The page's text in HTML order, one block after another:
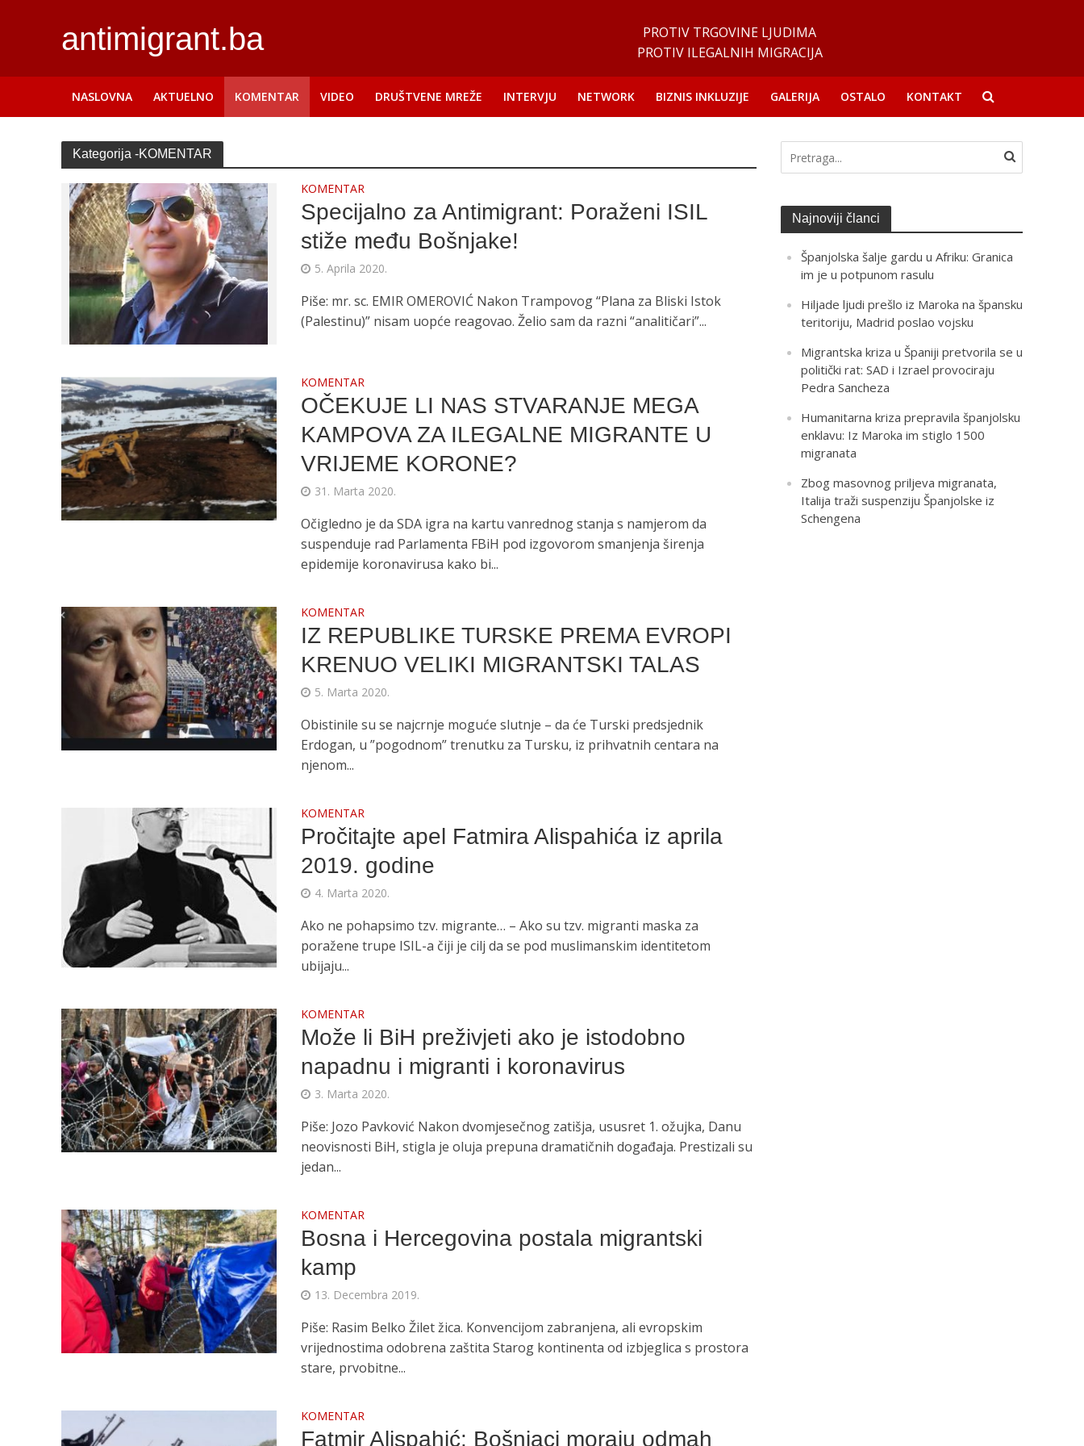
antimigrant.ba
PROTIV TRGOVINE LJUDIMA
PROTIV ILEGALNIH MIGRACIJA
NASLOVNA AKTUELNO KOMENTAR VIDEO DRUŠTVENE MREŽE INTERVJU NETWORK BIZNIS INKLUZIJE GALERIJA OSTALO KONTAKT
Kategorija -KOMENTAR
KOMENTAR
Specijalno za Antimigrant: Poraženi ISIL
stiže među Bošnjake!
5. Aprila 2020.
Piše: mr. sc. EMIR OMEROVIĆ Nakon Trampovog “Plana za Bliski Istok
(Palestinu)” nisam uopće reagovao. Želio sam da razni “analitičari”...
KOMENTAR
OČEKUJE LI NAS STVARANJE MEGA
KAMPOVA ZA ILEGALNE MIGRANTE U
VRIJEME KORONE?
31. Marta 2020.
Očigledno je da SDA igra na kartu vanrednog stanja s namjerom da
suspenduje rad Parlamenta FBiH pod izgovorom smanjenja širenja
epidemije koronavirusa kako bi...
KOMENTAR
IZ REPUBLIKE TURSKE PREMA EVROPI
KRENUO VELIKI MIGRANTSKI TALAS
5. Marta 2020.
Obistinile su se najcrnje moguće slutnje – da će Turski predsjednik
Erdogan, u ”pogodnom” trenutku za Tursku, iz prihvatnih centara na
njenom...
KOMENTAR
Pročitajte apel Fatmira Alispahića iz aprila
2019. godine
4. Marta 2020.
Ako ne pohapsimo tzv. migrante… – Ako su tzv. migranti maska za
poražene trupe ISIL-a čiji je cilj da se pod muslimanskim identitetom
ubijaju...
KOMENTAR
Može li BiH preživjeti ako je istodobno
napadnu i migranti i koronavirus
3. Marta 2020.
Piše: Jozo Pavković Nakon dvomjesečnog zatišja, ususret 1. ožujka, Danu
neovisnosti BiH, stigla je oluja prepuna dramatičnih događaja. Prestizali su
jedan...
KOMENTAR
Bosna i Hercegovina postala migrantski
kamp
13. Decembra 2019.
Piše: Rasim Belko Žilet žica. Konvencijom zabranjena, ali evropskim
vrijednostima odobrena zaštita Starog kontinenta od izbjeglica s prostora
stare, prvobitne...
KOMENTAR
Fatmir Alispahić: Bošnjaci moraju odmah
Najnoviji članci
Španjolska šalje gardu u Afriku: Granica
im je u potpunom rasulu
Hiljade ljudi prešlo iz Maroka na špansku
teritoriju, Madrid poslao vojsku
Migrantska kriza u Španiji pretvorila se u
politički rat: SAD i Izrael provociraju
Pedra Sancheza
Humanitarna kriza prepravila španjolsku
enklavu: Iz Maroka im stiglo 1500
migranata
Zbog masovnog priljeva migranata,
Italija traži suspenziju Španjolske iz
Schengena